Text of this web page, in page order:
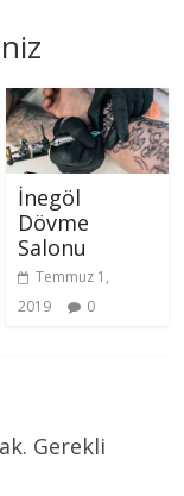
İnegöl
Dövme
Salonu
Temmuz 1,
2019
0
Gerekli